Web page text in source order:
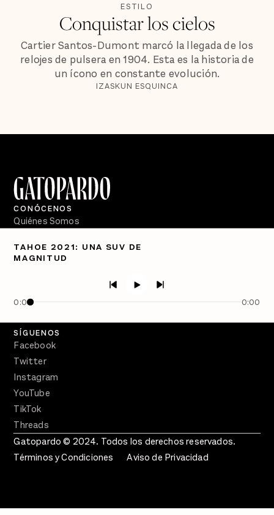
ESTILO
Conquistar los cielos
Cartier Santos-Dumont marcó la llegada de los
relojes de pulsera en 1904. Esta es la historia de
un ícono en constante evolución.
IZASKUN ESQUINCA
TAHOE 2021: UNA SUV DE
MAGNITUD
0:00 0:00
CONÓCENOS
Quiénes Somos
PÓDCASTS
Crecer en Distopía
SÍGUENOS
Facebook
Twitter
Instagram
YouTube
TikTok
Threads
Gatopardo © 2024. Todos los derechos reservados.
Términos y Condiciones
Aviso de Privacidad